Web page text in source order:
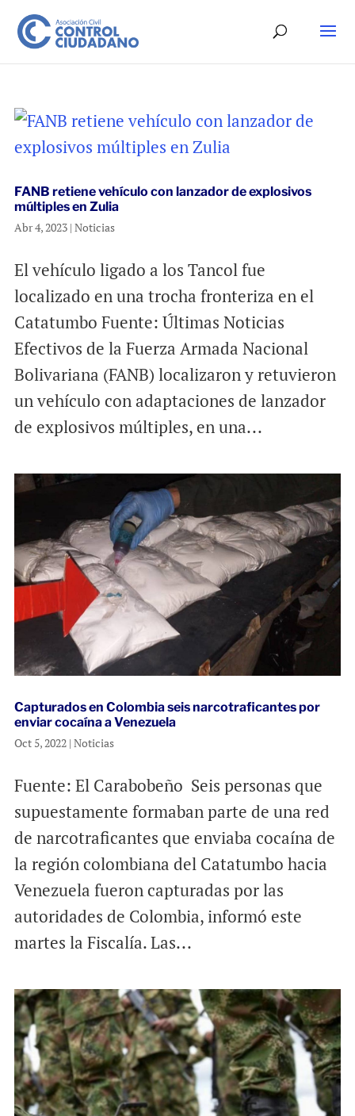
FANB retiene vehículo con lanzador de explosivos
múltiples en Zulia
Abr 4, 2023| Noticias
El vehículo ligado a los Tancol fue
localizado en una trocha fronteriza en el
Catatumbo Fuente: Últimas Noticias
Efectivos de la Fuerza Armada Nacional
Bolivariana (FANB) localizaron y retuvieron
un vehículo con adaptaciones de lanzador
de explosivos múltiples, en una...
Capturados en Colombia seis narcotraficantes por
enviar cocaína a Venezuela
Oct 5, 2022| Noticias
Fuente: El Carabobeño Seis personas que
supuestamente formaban parte de una red
de narcotraficantes que enviaba cocaína de
la región colombiana del Catatumbo hacia
Venezuela fueron capturadas por las
autoridades de Colombia, informó este
martes la Fiscalía. Las...